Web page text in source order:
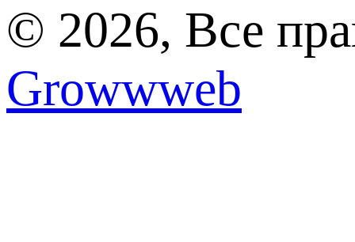
© 2026, Все
Growwweb